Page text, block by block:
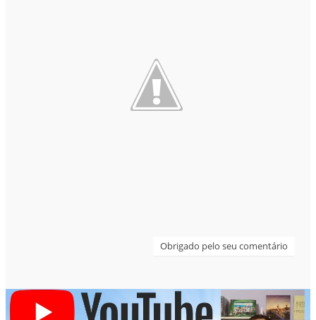
Obrigado pelo seu comentário